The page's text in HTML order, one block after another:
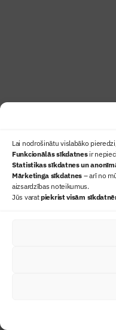
Lai nodrošinātu vislabāko
Funkcionālās sīkdatnesir
Statistikas sīkdatnes un
Mārketinga sīkdatnes – arī no
aizsardzības noteikumus.
Jūs varatpiekrist visām